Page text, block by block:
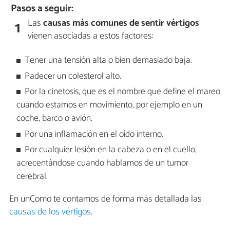
Pasos a seguir:
1 Lascausas más comunes de sentir vértigos
vienen asociadas a estos factores:
Tener una tensión alta o bien demasiado baja.
Padecer un colesterol alto.
Por la cinetosis, que es el nombre que define el mareo
cuando estamos en movimiento, por ejemplo en un
coche, barco o avión.
Por una inflamación en el oído interno.
Por cualquier lesión en la cabeza o en el cuello,
acrecentándose cuando hablamos de un tumor
cerebral.
En unComo te contamos de forma más detallada las
causas de los vértigos.